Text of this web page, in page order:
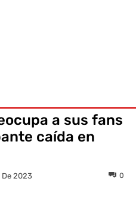
a sus fans
caída en
De 2023 0